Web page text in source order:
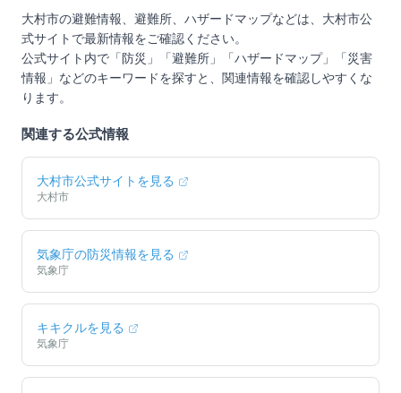
大村市の避難情報、避難所、ハザードマップなどは、 大村市公
式サイトで最新情報をご確認ください。
公式サイト内で「防災」「避難所」「ハザードマップ」「災害
情報」などのキーワードを探すと、関連情報を確認しやすくな
ります。
関連する公式情報
大村市公式サイトを見る
大村市
気象庁の防災情報を見る
気象庁
キキクルを見る
気象庁